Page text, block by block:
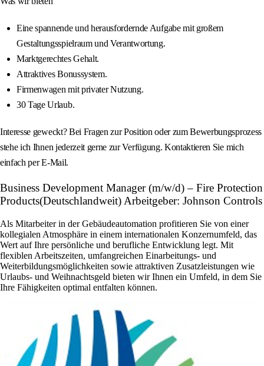
Eine spannende und herausfordernde Aufgabe mit großem
Gestaltungsspielraum und Verantwortung.
Marktgerechtes Gehalt.
Attraktives Bonussystem.
Firmenwagen mit privater Nutzung.
30 Tage Urlaub.
Interesse geweckt? Bei Fragen zur Position oder zum Bewerbungsprozess
stehe ich Ihnen jederzeit gerne zur Verfügung. Kontaktieren Sie mich
einfach per E‑Mail.
Business Development Manager (m/w/d) – Fire Protection
Products(Deutschlandweit) Arbeitgeber: Johnson Controls
Als Mitarbeiter in der Gebäudeautomation profitieren Sie von einer
kollegialen Atmosphäre in einem internationalen Konzernumfeld, das
Wert auf Ihre persönliche und berufliche Entwicklung legt. Mit
flexiblen Arbeitszeiten, umfangreichen Einarbeitungs- und
Weiterbildungsmöglichkeiten sowie attraktiven Zusatzleistungen wie
Urlaubs- und Weihnachtsgeld bieten wir Ihnen ein Umfeld, in dem Sie
Ihre Fähigkeiten optimal entfalten können.